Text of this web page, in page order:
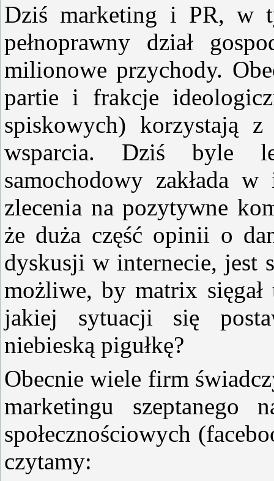
Dziś marketing i PR, w
pełnoprawny dział
milionowe przychody.
partie i frakcje
spiskowych) korzystają
wsparcia. Dziś byle
samochodowy zakłada
zlecenia na pozytywne
że duża część opinii o
dyskusji w internecie, jest
możliwe, by matrix
jakiej sytuacji się
niebieską pigułkę?
Obecnie wiele firm
marketingu szeptanego
społecznościowych
czytamy: